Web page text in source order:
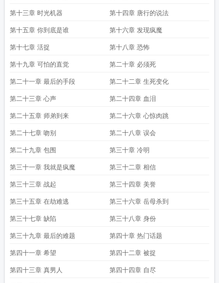
第十三章 时光机器 第十四章 唐行的说法
第十五章 你到底是谁 第十六章 发现疯魔
第十七章 活捉 第十八章 恐怖
第十九章 可怕的直觉 第二十章 必须死
第二十一章 最后的手段 第二十二章 生死变化
第二十三章 心声 第二十四章 血泪
第二十五章 师弟到来 第二十六章 心惊肉跳
第二十七章 吻别 第二十八章 误会
第二十九章 包围 第三十章 冷明
第三十一章 我就是疯魔 第三十二章 相信
第三十三章 战起 第三十四章 美誉
第三十五章 在劫难逃 第三十六章 岳母杀到
第三十七章 缺陷 第三十八章 身份
第三十九章 最后的难题 第四十章 热门话题
第四十一章 希望 第四十二章 被捉
第四十三章 真男人 第四十四章 自尽